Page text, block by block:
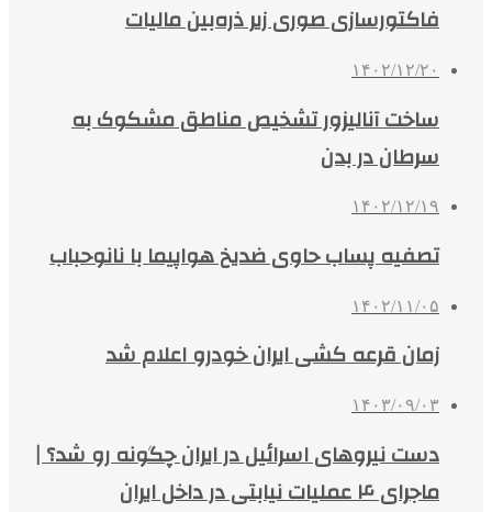
فاکتورسازی صوری زیر ذره‌بین مالیات
۱۴۰۲/۱۲/۲۰
ساخت آنالیزور تشخیص مناطق مشکوک به
سرطان در بدن
۱۴۰۲/۱۲/۱۹
تصفیه پساب حاوی ضدیخ هواپیما با نانوحباب
۱۴۰۲/۱۱/۰۵
زمان قرعه کشی ایران خودرو اعلام شد
۱۴۰۳/۰۹/۰۳
دست نیروهای اسرائیل در ایران چگونه رو شد؟ |
ماجرای ۴ عملیات نیابتی در داخل ایران